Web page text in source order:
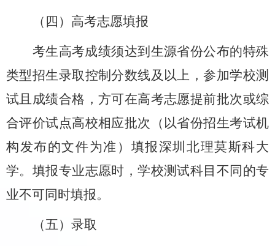
（四）高考志愿填报
考生高考成绩须达到生源省份公布的特殊
类型招生录取控制分数线及以上，参加学校测
试且成绩合格，方可在高考志愿提前批次或综
合评价试点高校相应批次
（ 以省份招生考试机
构发布的文件为准 ） 填报深圳北理莫斯科大
学。填报专业志愿时，学校测试科目不同的专
业不可同时填报。
（五）录取